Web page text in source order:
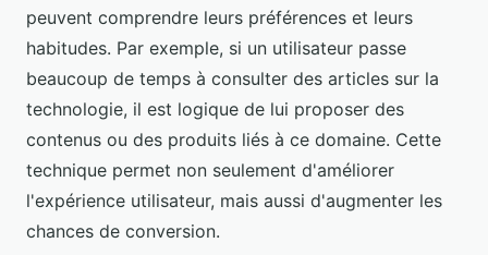
peuvent comprendre leurs préférences et leurs
habitudes. Par exemple, si un utilisateur passe
beaucoup de temps à consulter des articles sur la
technologie, il est logique de lui proposer des
contenus ou des produits liés à ce domaine. Cette
technique permet non seulement d'améliorer
l'expérience utilisateur, mais aussi d'augmenter les
chances de conversion.